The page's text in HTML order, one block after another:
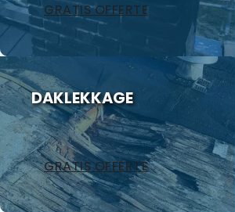
GRATIS OFFERTE
DAKLEKKAGE
GRATIS OFFERTE